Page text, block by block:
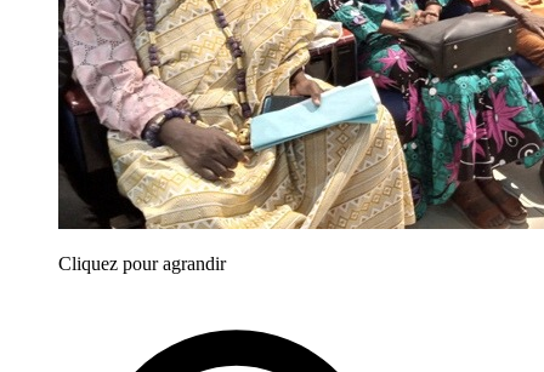
Cliquez pour agrandir